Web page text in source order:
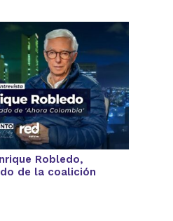
Robledo,
de la coalición